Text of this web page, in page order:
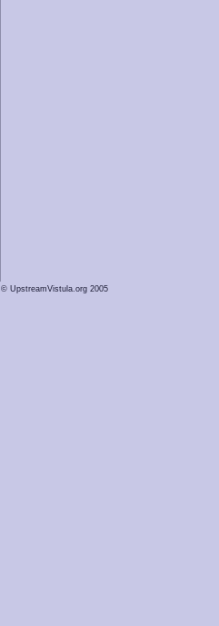
© UpstreamVistula.org 2005